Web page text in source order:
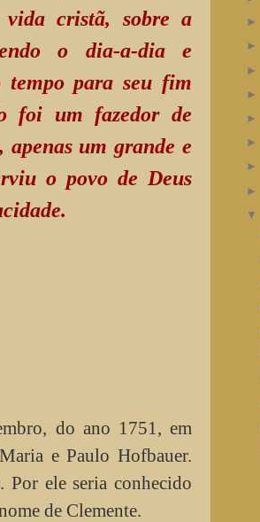
vida cristã, sobre a
o dia-a-dia e
tempo para seu fim
foi um fazedor de
um grande e
o povo de Deus
do ano 1751, em
e Paulo Hofbauer.
Por ele seria conhecido
de Clemente.
►
►
►
►
►
►
►
►
▼